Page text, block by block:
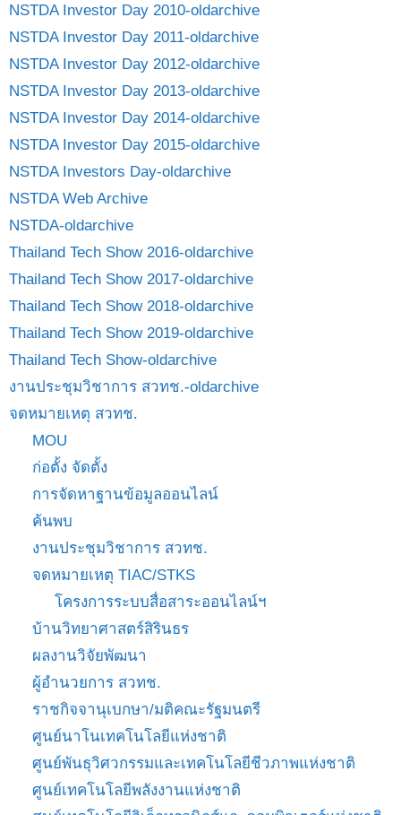
NSTDA Investor Day 2010-oldarchive
NSTDA Investor Day 2011-oldarchive
NSTDA Investor Day 2012-oldarchive
NSTDA Investor Day 2013-oldarchive
NSTDA Investor Day 2014-oldarchive
NSTDA Investor Day 2015-oldarchive
NSTDA Investors Day-oldarchive
NSTDA Web Archive
NSTDA-oldarchive
Thailand Tech Show 2016-oldarchive
Thailand Tech Show 2017-oldarchive
Thailand Tech Show 2018-oldarchive
Thailand Tech Show 2019-oldarchive
Thailand Tech Show-oldarchive
งานประชุมวิชาการ สวทช.-oldarchive
จดหมายเหตุ สวทช.
MOU
ก่อตั้ง จัดตั้ง
การจัดหาฐานข้อมูลออนไลน์
ค้นพบ
งานประชุมวิชาการ สวทช.
จดหมายเหตุ TIAC/STKS
โครงการระบบสื่อสาระออนไลน์ฯ
บ้านวิทยาศาสตร์สิรินธร
ผลงานวิจัยพัฒนา
ผู้อำนวยการ สวทช.
ราชกิจจานุเบกษา/มติคณะรัฐมนตรี
ศูนย์นาโนเทคโนโลยีแห่งชาติ
ศูนย์พันธุวิศวกรรมและเทคโนโลยีชีวภาพแห่งชาติ
ศูนย์เทคโนโลยีพลังงานแห่งชาติ